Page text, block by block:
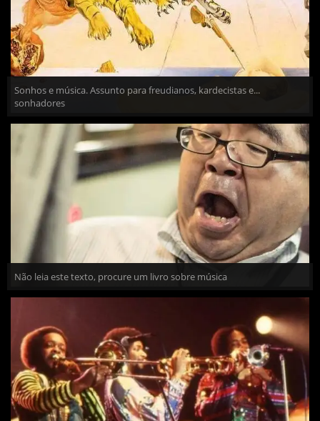
Sonhos e música. Assunto para freudianos, kardecistas e...
sonhadores
Não leia este texto, procure um livro sobre música